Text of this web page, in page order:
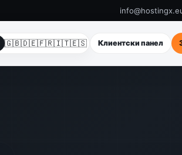
🇬🇧🇩🇪🇫🇷🇮🇹🇪🇸 Клиентски панел